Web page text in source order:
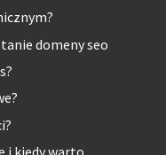
domeny seo